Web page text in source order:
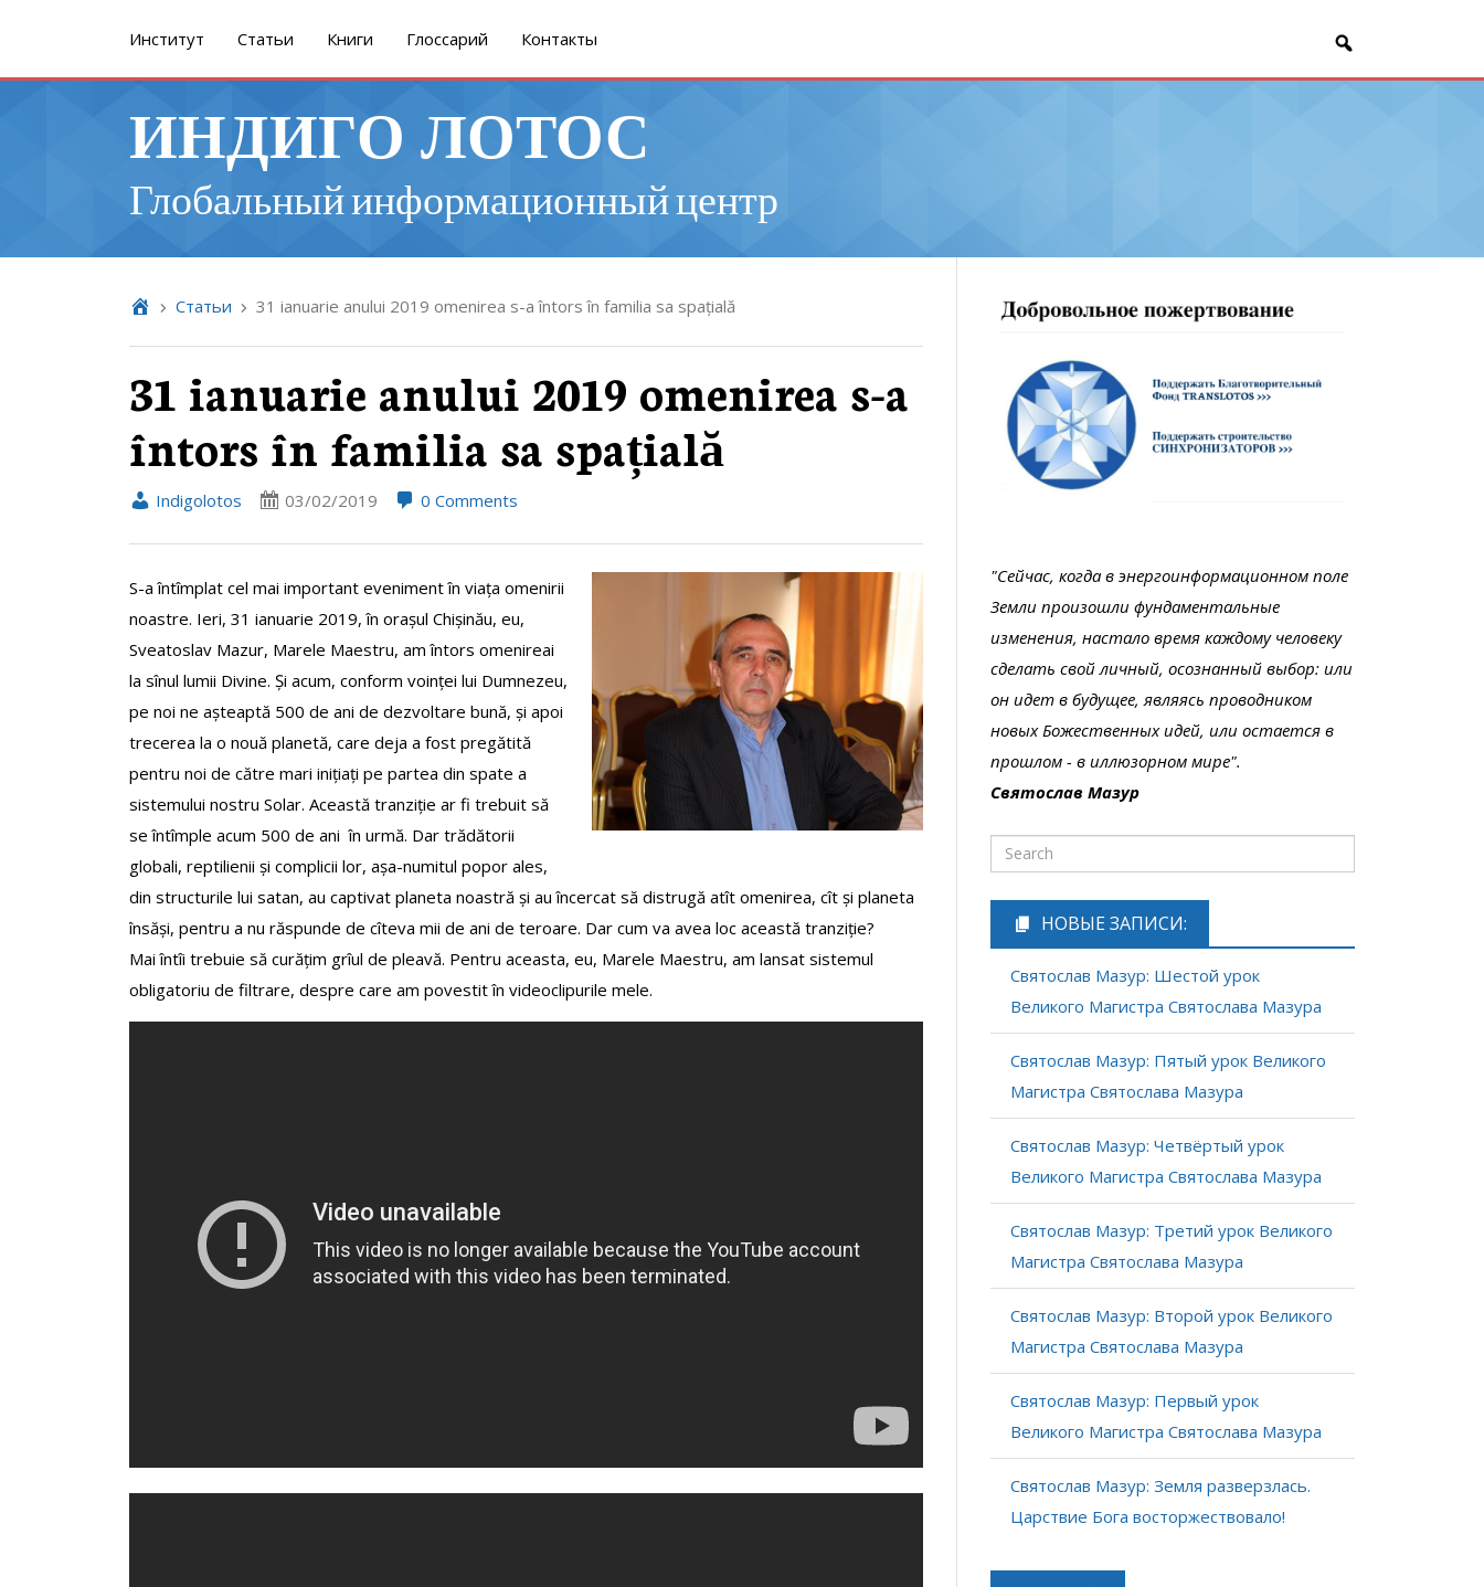
Институт Cтатьи Книги Глоссарий Контакты
ИНДИГО ЛОТОС
Глобальный информационный центр
Cтатьи 31 ianuarie anului 2019 omenirea s-a întors în familia sa spațială
31 ianuarie anului 2019 omenirea s-a
întors în familia sa spațială
Indigolotos 03/02/2019 0 Comments
S-a întîmplat cel mai important eveniment în viața omenirii
noastre. Ieri, 31 ianuarie 2019, în orașul Chișinău, eu,
Sveatoslav Mazur, Marele Maestru, am întors omenireai
la sînul lumii Divine. Și acum, conform voinței lui Dumnezeu,
pe noi ne așteaptă 500 de ani de dezvoltare bună, și apoi
trecerea la o nouă planetă, care deja a fost pregătită
pentru noi de către mari inițiați pe partea din spate a
sistemului nostru Solar. Această tranziție ar fi trebuit să
se întîmple acum 500 de ani în urmă. Dar trădătorii
globali, reptilienii și complicii lor, așa-numitul popor ales,
din structurile lui satan, au captivat planeta noastră și au încercat să distrugă atît omenirea, cît și planeta
însăși, pentru a nu răspunde de cîteva mii de ani de teroare. Dar cum va avea loc această tranziție?
Mai întîi trebuie să curățim grîul de pleavă. Pentru aceasta, eu, Marele Maestru, am lansat sistemul
obligatoriu de filtrare, despre care am povestit în videoclipurile mele.
"Сейчас, когда в энергоинформационном поле
Земли произошли фундаментальные
изменения, настало время каждому человеку
сделать свой личный, осознанный выбор: или
он идет в будущее, являясь проводником
новых Божественных идей, или остается в
прошлом - в иллюзорном мире".
Святослав Мазур
НОВЫЕ ЗАПИСИ:
Святослав Мазур: Шестой урок
Великого Магистра Святослава Мазура
Святослав Мазур: Пятый урок Великого
Магистра Святослава Мазура
Святослав Мазур: Четвёртый урок
Великого Магистра Святослава Мазура
Святослав Мазур: Третий урок Великого
Магистра Святослава Мазура
Святослав Мазур: Второй урок Великого
Магистра Святослава Мазура
Святослав Мазур: Первый урок
Великого Магистра Святослава Мазура
Святослав Мазур: Земля разверзлась.
Царствие Бога восторжествовало!